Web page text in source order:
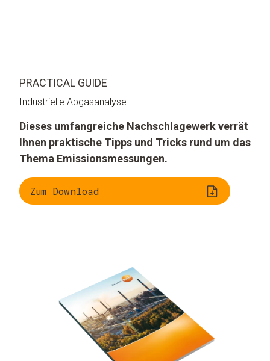
PRACTICAL GUIDE
Industrielle Abgasanalyse
Dieses umfangreiche Nachschlagewerk verrät
Ihnen praktische Tipps und Tricks rund um das
Thema Emissionsmessungen.
Zum Download
Verbrennungsprozess
Gasanalyse bei